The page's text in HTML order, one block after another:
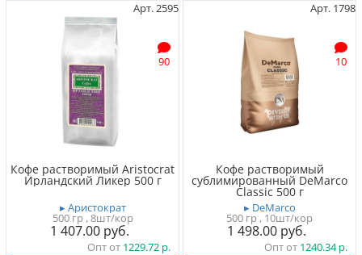
Арт. 2595
90
Кофе растворимый Aristocrat
Ирландский Ликер 500 г
▸ Аристократ
500 гр , 8шт/кор
1 407.00
Опт от 1229.72
Арт. 1798
10
Кофе растворимый
сублимированный DeMarco
Classic 500 г
▸ DeMarco
500 гр , 10шт/кор
1 498.00
Опт от 1240.34